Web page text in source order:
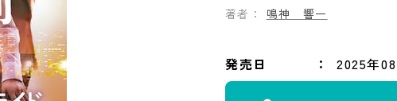
著者： 鳴神 響一
発売日 2025年